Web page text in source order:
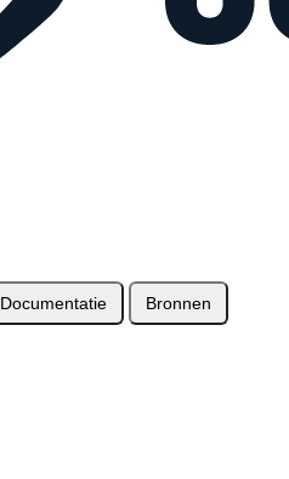
Documentatie Bronnen